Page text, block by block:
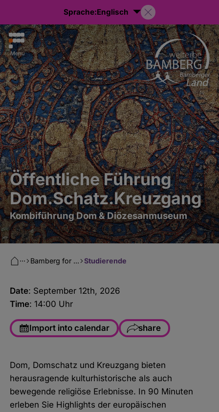
Sprache:Englisch
Menu
Öffentliche Führung
Dom.Schatz.Kreuzgang
Kombiführung Dom & Diözesanmuseum
Studierende
Bamberg for ...
···
Date: September 12th, 2026
Time: 14:00 Uhr
Import into calendar share
WhatsApp
Copy link
Dom, Domschatz und Kreuzgang bieten
herausragende kulturhistorische als auch
bewegende religiöse Erlebnisse. In 90 Minuten
erleben Sie Highlights der europäischen